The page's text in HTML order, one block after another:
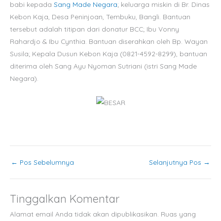
babi kepada Sang Made Negara; keluarga miskin di Br. Dinas
Kebon Kaja, Desa Peninjoan, Tembuku, Bangli. Bantuan
tersebut adalah titipan dari donatur BCC; Ibu Vonny
Rahardjo & Ibu Cynthia. Bantuan diserahkan oleh Bp. Wayan
Susila; Kepala Dusun Kebon Kaja (0821-4592-8299), bantuan
diterima oleh Sang Ayu Nyoman Sutriani (istri Sang Made
Negara).
← Pos Sebelumnya Selanjutnya Pos →
Tinggalkan Komentar
Alamat email Anda tidak akan dipublikasikan. Ruas yang